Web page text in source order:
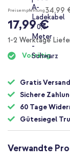
Preisempfehlung34,99
17,99 €
1-2 Werktage
Vorrätig
Gratis Versand
Sichere
60 Tage
Gütesiegel
Verwandte